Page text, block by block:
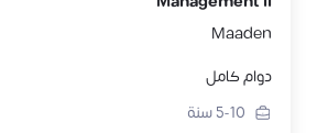
Maaden
دوام كامل
5-10سنة